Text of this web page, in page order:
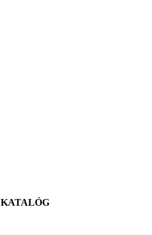
KATALÓG